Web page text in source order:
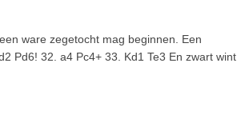
ware zegetocht mag beginnen. Een
Pd6! 32. a4 Pc4+ 33. Kd1 Te3 En zwart wint